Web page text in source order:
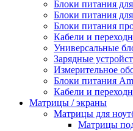
Блоки питания
Блоки питания
Блоки питания
Кабели и
Универсальные
Зарядные
Измерительное
Блоки питания
Кабели и
Матрицы / экраны
Матрицы для
Матрицы